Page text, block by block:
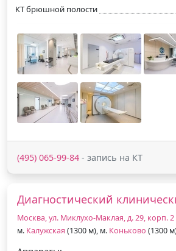
КТ брюшной полости
(495) 065-99-84 - запись на КТ
Диагностический
Москва, ул. Миклухо-Маклая, д. 29, корп. 2
м. Калужская (1300 м), м. Коньково (1300